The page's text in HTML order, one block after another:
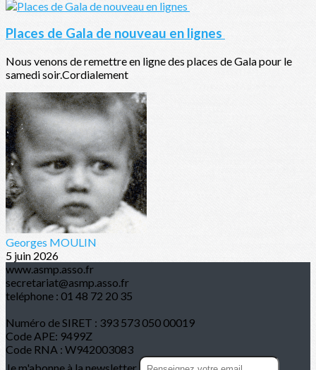
Places de Gala de nouveau en lignes
Nous venons de remettre en ligne des places de Gala pour le
samedi soir.Cordialement
Georges MOULIN
5 juin 2026
www.asmp.asso.fr
secretariat@asmp.asso.fr
teléphone : 01 48 72 20 35
Numéro de SIRET : 393 573 050 00019
Code APE: 9499Z
Code RNA : W942003083